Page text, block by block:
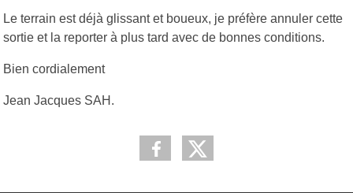
Le terrain est déjà glissant et boueux, je préfère annuler cette
sortie et la reporter à plus tard avec de bonnes conditions.
Bien cordialement
Jean Jacques SAH.